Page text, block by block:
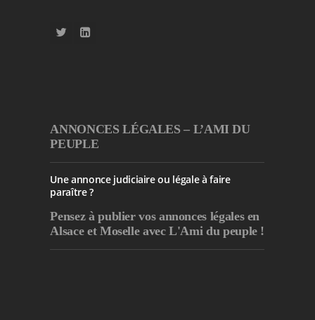
ANNONCES LÉGALES – L’AMI DU
PEUPLE
Une annonce judiciaire ou légale à faire
paraître ?
Pensez à publiervos annonces légales en
Alsace et Moselle avec L'Ami du peuple !